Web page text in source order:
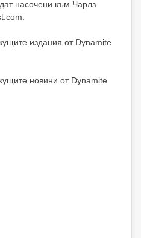
насочени към Чарлз
издания от Dynamite
новини от Dynamite